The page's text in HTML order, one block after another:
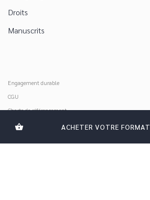
shopping_basket ACHETER VOTRE FORMAT
Droits
Manuscrits
Engagement durable
CGU
Charte de référencement
Données personnelles